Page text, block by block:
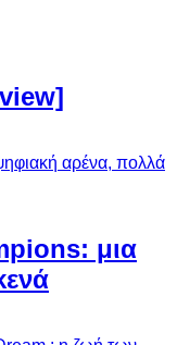
μια